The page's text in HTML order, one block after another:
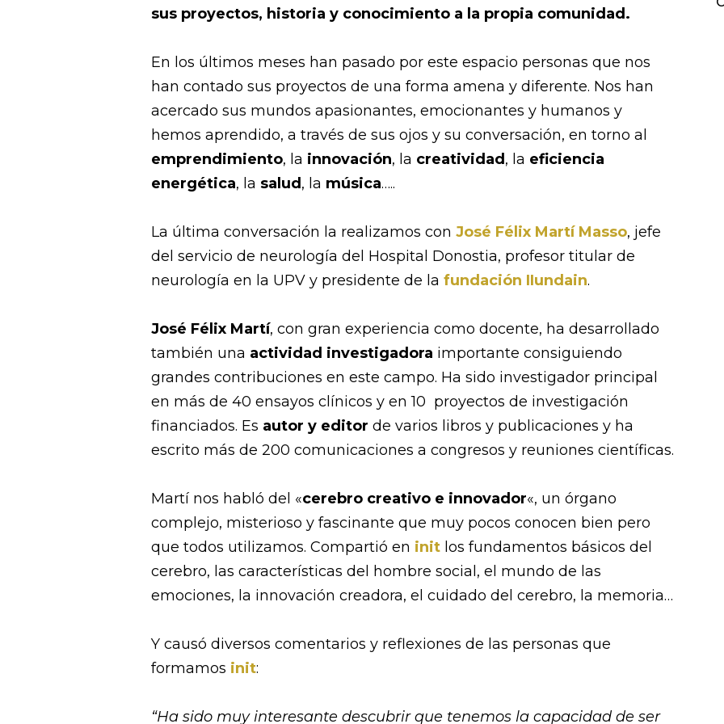
sus proyectos, historia y conocimiento a la propia comunidad.
En los últimos meses han pasado por este espacio personas que nos
han contado sus proyectos de una forma amena y diferente. Nos han
acercado sus mundos apasionantes, emocionantes y humanos y
hemos aprendido, a través de sus ojos y su conversación, en torno al
emprendimiento, la innovación, la creatividad , la eficiencia
energética, la salud , la música…..
La última conversación la realizamos con José Félix Martí Masso, jefe
del servicio de neurología del Hospital Donostia, profesor titular de
neurología en la UPV y presidente de la fundación IIundain.
José Félix Martí, con gran experiencia como docente, ha desarrollado
también una actividad investigadora importante consiguiendo
grandes contribuciones en este campo. Ha sido investigador principal
en más de 40 ensayos clínicos y en 10 proyectos de investigación
financiados. Es autor y editor de varios libros y publicaciones y ha
escrito más de 200 comunicaciones a congresos y reuniones científicas.
Martí nos habló del «cerebro creativo e innovador«, un órgano
complejo, misterioso y fascinante que muy pocos conocen bien pero
que todos utilizamos. Compartió en init los fundamentos básicos del
cerebro, las características del hombre social, el mundo de las
emociones, la innovación creadora, el cuidado del cerebro, la memoria…
Y causó diversos comentarios y reflexiones de las personas que
formamos init:
“Ha sido muy interesante descubrir que tenemos la capacidad de ser